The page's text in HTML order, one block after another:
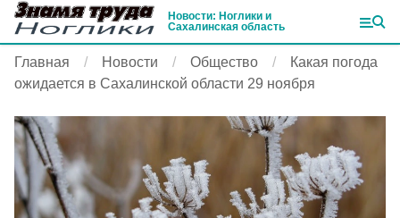
Новости: Ноглики и
Сахалинская область
Главная Новости Общество
Какая погода
ожидается в Сахалинской области 29 ноября